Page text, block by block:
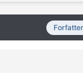
Forfatter